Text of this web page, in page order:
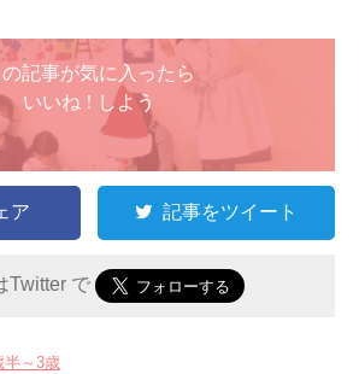
の記事が気に入ったら
いいね ! しよう
ア 記事をツイート
Twitter で
半～3歳